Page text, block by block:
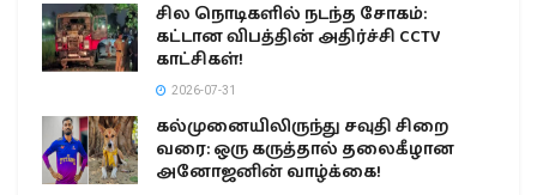
சில நொடிகளில் நடந்த சோகம்:
கட்டான விபத்தின் அதிர்ச்சி CCTV
காட்சிகள்!
2026-07-31
கல்முனையிலிருந்து சவுதி சிறை
வரை: ஒரு கருத்தால் தலைகீழான
அனோஜனின் வாழ்க்கை!